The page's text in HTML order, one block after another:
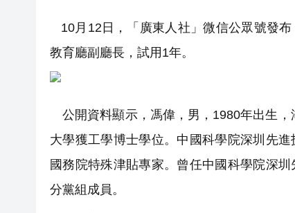
10月12日，「廣東人社」微信公眾號發
教育廳副廳長，試用1年。
公開資料顯示，馮偉，男，1980年出生，
大學獲工學博士學位。中國科學院深圳先
國務院特殊津貼專家。曾任中國科學院深
分黨組成員。